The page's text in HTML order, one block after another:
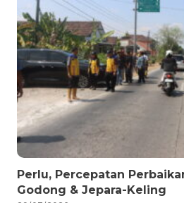
Perlu, Percepatan
Godong & Jepara-Keling